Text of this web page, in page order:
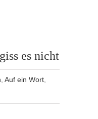
es nicht
,Auf ein Wort